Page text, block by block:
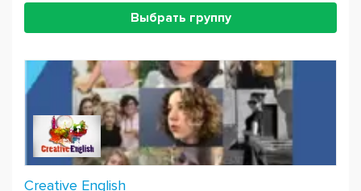
Выбрать группу
Creative English